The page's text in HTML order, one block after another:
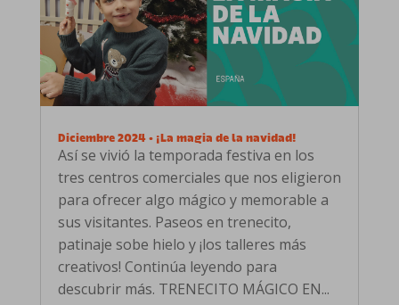
Diciembre 2024 • ¡La magia de la navidad!
Así se vivió la temporada festiva en los
tres centros comerciales que nos eligieron
para ofrecer algo mágico y memorable a
sus visitantes. Paseos en trenecito,
patinaje sobe hielo y ¡los talleres más
creativos! Continúa leyendo para
descubrir más. TRENECITO MÁGICO EN...